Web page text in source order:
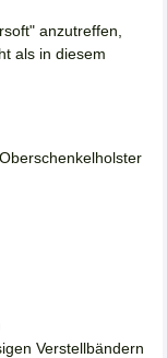
anzutreffen,
als in diesem
Verstellbändern